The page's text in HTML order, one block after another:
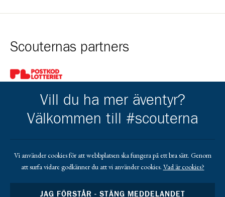
Scouternas partners
Gå till pl_50
Gå till https://www.mera.se/Gå till https://www.lansforsakringar.se/
Gå till https://
Vill du ha mer äventyr?
Välkommen till #scouterna
Vi använder cookies för att webbplatsen ska fungera på ett bra sätt. Genom
att surfa vidare godkänner du att vi använder cookies. Vad är cookies?
JAG FÖRSTÅR - STÄNG MEDDELANDET